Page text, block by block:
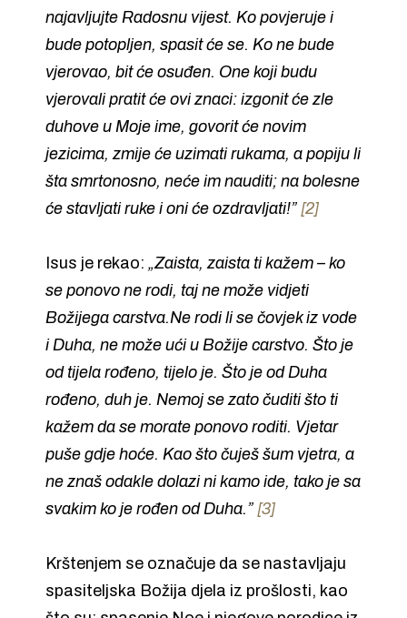
najavljujte Radosnu vijest. Ko povjeruje i
bude potopljen, spasit će se. Ko ne bude
vjerovao, bit će osuđen. One koji budu
vjerovali pratit će ovi znaci: izgonit će zle
duhove u Moje ime, govorit će novim
jezicima, zmije će uzimati rukama, a popiju li
šta smrtonosno, neće im nauditi; na bolesne
će stavljati ruke i oni će ozdravljati!” [2]
Isus je rekao: „Zaista, zaista ti kažem – ko
se ponovo ne rodi, taj ne može vidjeti
Božijega carstva.Ne rodi li se čovjek iz vode
i Duha, ne može ući u Božije carstvo. Što je
od tijela rođeno, tijelo je. Što je od Duha
rođeno, duh je. Nemoj se zato čuditi što ti
kažem da se morate ponovo roditi. Vjetar
puše gdje hoće. Kao što čuješ šum vjetra, a
ne znaš odakle dolazi ni kamo ide, tako je sa
svakim ko je rođen od Duha.” [3]
Krštenjem se označuje da se nastavljaju
spasiteljska Božija djela iz prošlosti, kao